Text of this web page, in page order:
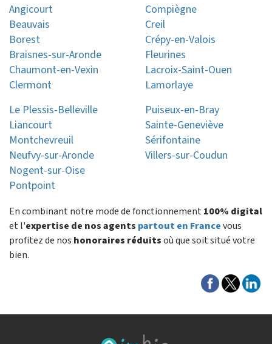
Angicourt
Beauvais
Borest
Braisnes-sur-Aronde
Chaumont-en-Vexin
Clermont
Compiègne
Creil
Crépy-en-Valois
Fleurines
Lacroix-Saint-Ouen
Lamorlaye
Le Plessis-Belleville
Liancourt
Montchevreuil
Neufvy-sur-Aronde
Nogent-sur-Oise
Pontpoint
Puiseux-en-Bray
Sainte-Geneviève
Sérifontaine
Villers-sur-Coudun
En combinant notre mode de fonctionnement 100% digital
et l'expertise de nos agents partout en Francevous
profitez de nos honoraires réduitsoù que soit situé votre
bien.